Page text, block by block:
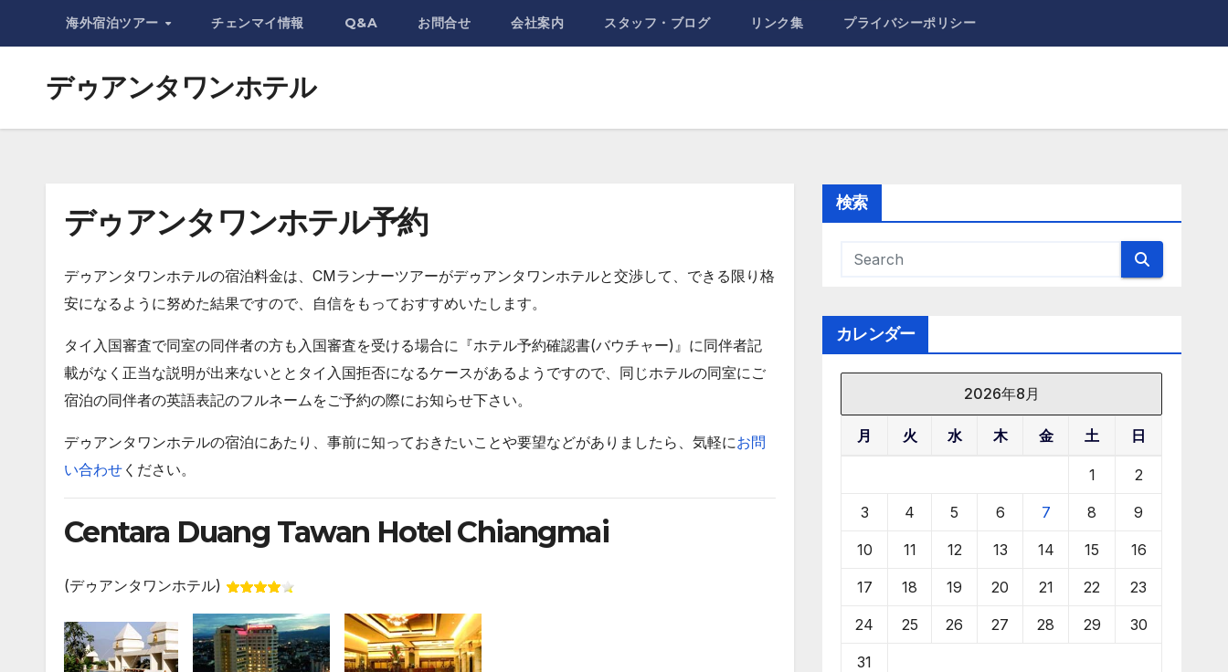
海外宿泊ツアー チェンマイ情報 Q&A お問合せ 会社案内 スタッフ・ブログ リンク集 プライバシーポリシー
デゥアンタワンホテル
デゥアンタワンホテル予約
デゥアンタワンホテルの宿泊料金は、CMランナーツアーがデゥアンタワンホテルと交渉して、できる限り格
安になるように努めた結果ですので、自信をもっておすすめいたします。
タイ入国審査で同室の同伴者の方も入国審査を受ける場合に『ホテル予約確認書(バウチャー)』に同伴者記
載がなく正当な説明が出来ないととタイ入国拒否になるケースがあるようですので、同じホテルの同室にご
宿泊の同伴者の英語表記のフルネームをご予約の際にお知らせ下さい。
デゥアンタワンホテルの宿泊にあたり、事前に知っておきたいことや要望などがありましたら、気軽にお問
い合わせ ください。
Centara Duang Tawan Hotel Chiangmai
(デゥアンタワンホテル)
検索
カレンダー
2026年8月
月 火 水 木 金 土 日
1 2
3 4 5 6 7 8 9
10 11 12 13 14 15 16
17 18 19 20 21 22 23
24 25 26 27 28 29 30
31